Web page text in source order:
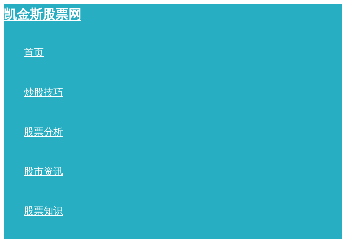
跳
至
凯金斯股票网
首页
炒股技巧
股票分析
股市资讯
股票知识